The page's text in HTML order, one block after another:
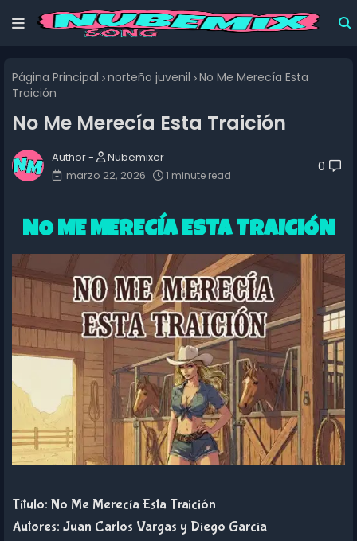
Página Principal norteño juvenil No Me Merecía Esta
Traición
No Me Merecía Esta Traición
Nubemixer
marzo 22, 2026
1 minute read
0
NO ME MERECÍA ESTA TRAICIÓN
Título: No Me Merecía Esta Traición
Autores: Juan Carlos Vargas y Diego García